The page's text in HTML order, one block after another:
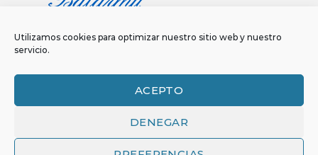
Utilizamos cookies para optimizar nuestro sitio web y nuestro
servicio.
ACEPTO
DENEGAR
Política de privacidad